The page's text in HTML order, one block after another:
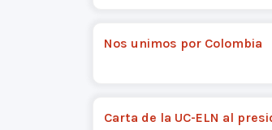
Nos unimos por Colombia
Carta de la UC-ELN al